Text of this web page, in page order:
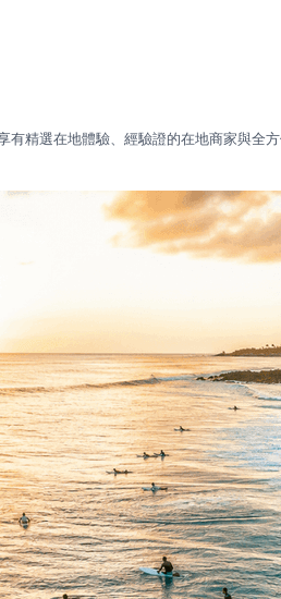
有精選在地體驗、經驗證的在地商家與